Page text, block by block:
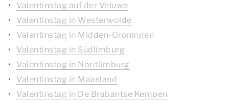
Valentinstag auf der Veluwe
Valentinstag in Westerwolde
Valentinstag in Midden-Groningen
Valentinstag in Südlimburg
Valentinstag in Nordlimburg
Valentinstag in Maasland
Valentinstag in De Brabantse Kempen